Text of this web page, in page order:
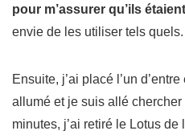
pour m’assurer qu’ils
envie de les utiliser tels quels.
Ensuite, j’ai placé l’un
allumé et je suis allé chercher
minutes, j’ai retiré le Lotus de